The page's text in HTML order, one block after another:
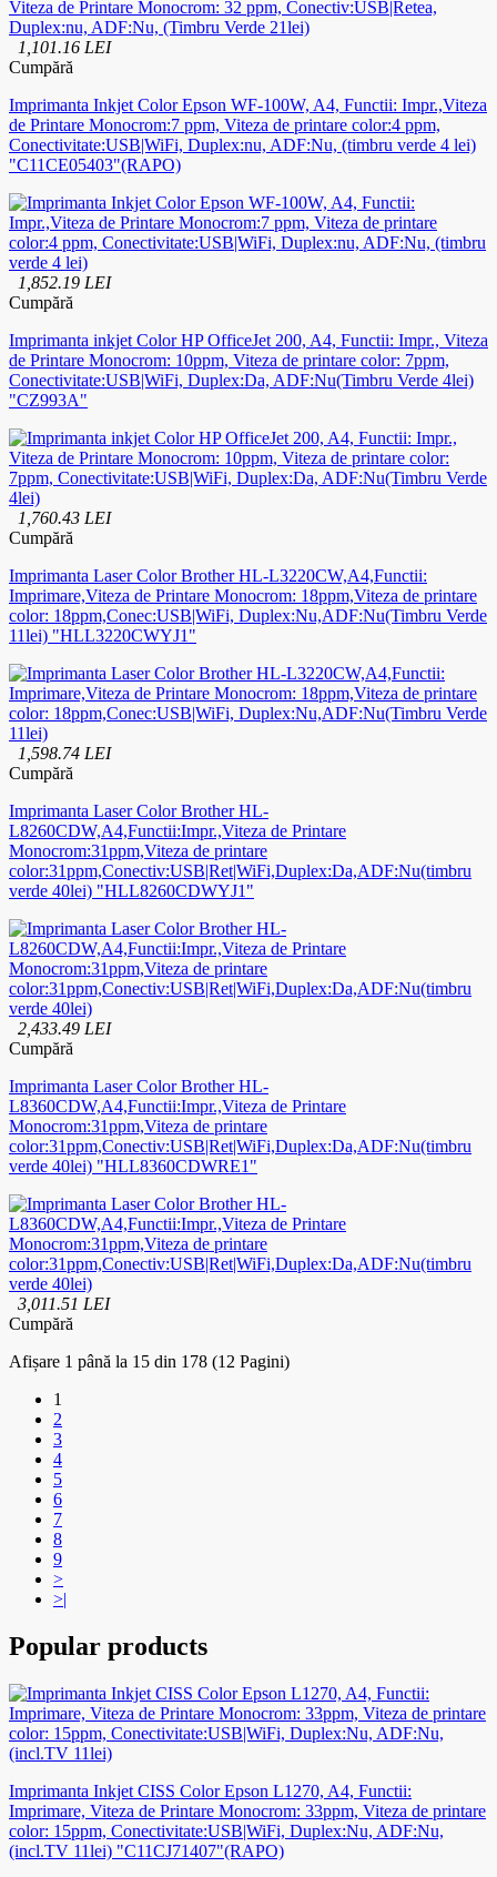
1,101.16 LEI
Cumpără
Imprimanta Inkjet Color Epson WF-100W, A4, Functii: Impr.,Viteza
de Printare Monocrom:7 ppm, Viteza de printare color:4 ppm,
Conectivitate:USB|WiFi, Duplex:nu, ADF:Nu, (timbru verde 4 lei)
"C11CE05403"(RAPO)
1,852.19 LEI
Cumpără
Imprimanta inkjet Color HP OfficeJet 200, A4, Functii: Impr., Viteza
de Printare Monocrom: 10ppm, Viteza de printare color: 7ppm,
Conectivitate:USB|WiFi, Duplex:Da, ADF:Nu(Timbru Verde 4lei)
"CZ993A"
1,760.43 LEI
Cumpără
Imprimanta Laser Color Brother HL-L3220CW,A4,Functii:
Imprimare,Viteza de Printare Monocrom: 18ppm,Viteza de printare
color: 18ppm,Conec:USB|WiFi, Duplex:Nu,ADF:Nu(Timbru Verde
11lei) "HLL3220CWYJ1"
1,598.74 LEI
Cumpără
Imprimanta Laser Color Brother HL-
L8260CDW,A4,Functii:Impr.,Viteza de Printare
Monocrom:31ppm,Viteza de printare
color:31ppm,Conectiv:USB|Ret|WiFi,Duplex:Da,ADF:Nu(timbru
verde 40lei) "HLL8260CDWYJ1"
2,433.49 LEI
Cumpără
Imprimanta Laser Color Brother HL-
L8360CDW,A4,Functii:Impr.,Viteza de Printare
Monocrom:31ppm,Viteza de printare
color:31ppm,Conectiv:USB|Ret|WiFi,Duplex:Da,ADF:Nu(timbru
verde 40lei) "HLL8360CDWRE1"
3,011.51 LEI
Cumpără
Afișare 1 până la 15 din 178 (12 Pagini)
1
2
3
4
5
6
7
8
9
>
>|
Popular products
Imprimanta Inkjet CISS Color Epson L1270, A4, Functii:
Imprimare, Viteza de Printare Monocrom: 33ppm, Viteza de printare
color: 15ppm, Conectivitate:USB|WiFi, Duplex:Nu, ADF:Nu,
(incl.TV 11lei) "C11CJ71407"(RAPO)